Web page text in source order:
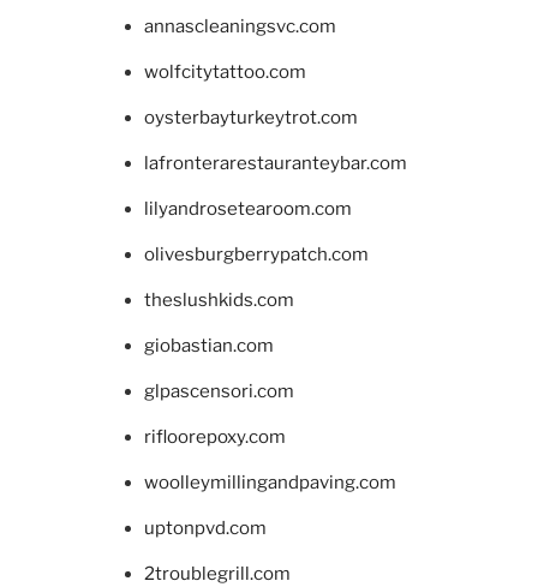
annascleaningsvc.com
wolfcitytattoo.com
oysterbayturkeytrot.com
lafronterarestauranteybar.com
lilyandrosetearoom.com
olivesburgberrypatch.com
theslushkids.com
giobastian.com
glpascensori.com
rifloorepoxy.com
woolleymillingandpaving.com
uptonpvd.com
2troublegrill.com